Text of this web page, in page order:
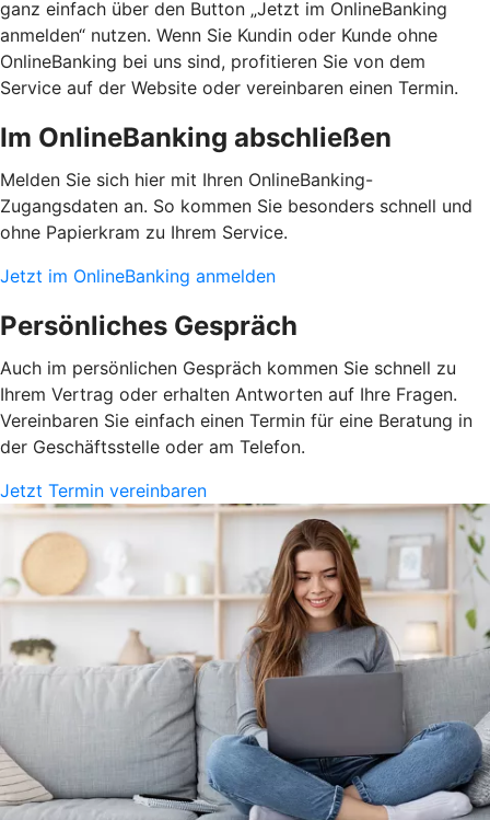
ganz einfach über den Button „Jetzt im OnlineBanking
anmelden“ nutzen. Wenn Sie Kundin oder Kunde ohne
OnlineBanking bei uns sind, profitieren Sie von dem
Service auf der Website oder vereinbaren einen Termin.
Im OnlineBanking abschließen
Melden Sie sich hier mit Ihren OnlineBanking-
Zugangsdaten an. So kommen Sie besonders schnell und
ohne Papierkram zu Ihrem Service.
Jetzt im OnlineBanking anmelden
Persönliches Gespräch
Auch im persönlichen Gespräch kommen Sie schnell zu
Ihrem Vertrag oder erhalten Antworten auf Ihre Fragen.
Vereinbaren Sie einfach einen Termin für eine Beratung in
der Geschäftsstelle oder am Telefon.
Jetzt Termin vereinbaren